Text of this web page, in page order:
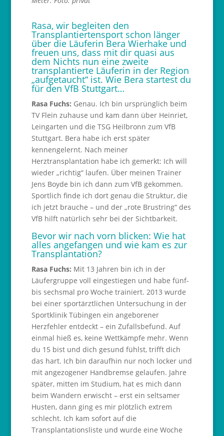
Rasa, wir begleiten den
Transplantiertensport schon länger
über die Läuferin Bera Wierhake und
freuen uns, dass mit dir quasi aus
dem Nichts nun eine zweite
transplantierte Läuferin in der Region
„aufgetaucht“ ist. Wie Bera startest du
für den VfB Stuttgart…
Rasa Fuchs: Genau. Ich bin ursprünglich beim
TV Flein zuhause und kam dann über Heinriet,
Leingarten und die TSG Heilbronn zum VfB
Stuttgart. Bera habe ich erst später
kennengelernt. Nach meiner
Herztransplantation habe ich gemerkt: Ich will
wieder „richtig“ laufen. Über meinen Trainer
Jens Boyde bin ich dann zum VfB gekommen.
Sportlich finde ich dort genau die Struktur, die
ich jetzt brauche – und der „rote Brustring“ des
VfB hilft natürlich sehr bei der Sichtbarkeit.
Bevor wir nach vorn blicken: Wie hat
alles angefangen und wie kam es zur
Transplantation?
Rasa Fuchs: Mit 13 Jahren bin ich in der
Läufergruppe voll eingestiegen und habe fünf-
bis sechsmal pro Woche trainiert. 2013 wurde
bei einer sportärztlichen Untersuchung in der
Sportklinik Tübingen ein angeborener
Herzfehler entdeckt – ein Zufallsbefund. Auf
einmal hieß es, keine Wettkämpfe mehr. Wenn
du 15 bist und dich gesund fühlst, trifft dich
das hart. Ich bin daraufhin nur noch locker und
mit angezogener Handbremse gelaufen. Jahre
später, mitten im Studium, hat es mich dann
beim Wandern erwischt – erst ein seltsamer
Husten, dann ging es mir plötzlich extrem
schlecht. Ich kam sofort auf die
Transplantationsliste und wurde eine Woche